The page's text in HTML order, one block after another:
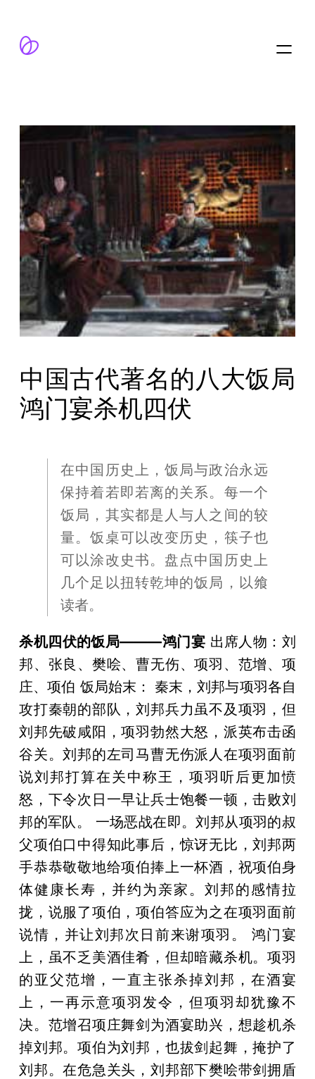
中国古代著名的八大饭局
鸿门宴杀机四伏
在中国历史上，饭局与政治永远
保持着若即若离的关系。每一个
饭局，其实都是人与人之间的较
量。饭桌可以改变历史，筷子也
可以涂改史书。盘点中国历史上
几个足以扭转乾坤的饭局，以飨
读者。
杀机四伏的饭局———鸿门宴 出席人物：刘
邦、张良、樊哙、曹无伤、项羽、范增、项
庄、项伯 饭局始末： 秦末，刘邦与项羽各自
攻打秦朝的部队，刘邦兵力虽不及项羽，但
刘邦先破咸阳，项羽勃然大怒，派英布击函
谷关。刘邦的左司马曹无伤派人在项羽面前
说刘邦打算在关中称王，项羽听后更加愤
怒，下令次日一早让兵士饱餐一顿，击败刘
邦的军队。 一场恶战在即。刘邦从项羽的叔
父项伯口中得知此事后，惊讶无比，刘邦两
手恭恭敬敬地给项伯捧上一杯酒，祝项伯身
体健康长寿，并约为亲家。刘邦的感情拉
拢，说服了项伯，项伯答应为之在项羽面前
说情，并让刘邦次日前来谢项羽。 鸿门宴
上，虽不乏美酒佳肴，但却暗藏杀机。项羽
的亚父范增，一直主张杀掉刘邦，在酒宴
上，一再示意项羽发令，但项羽却犹豫不
决。范增召项庄舞剑为酒宴助兴，想趁机杀
掉刘邦。项伯为刘邦，也拔剑起舞，掩护了
刘邦。在危急关头，刘邦部下樊哙带剑拥盾